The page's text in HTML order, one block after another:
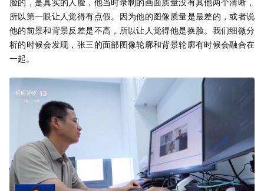
所以第一眼让人觉得有点假。因为他的图像质量是最差的，或者说
他的前景和背景反差是不高，所以让人觉得他是换脸。我们细微分
析的时候会发现，张三的面部图像轮廓和背景轮廓有时候会融合在
一起。